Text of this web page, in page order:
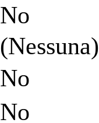
No
(Nessuna)
No
No